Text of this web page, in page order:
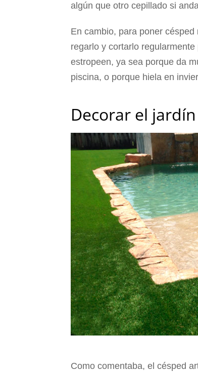
algún que otro cepillado si
En cambio, para poner
regarlo y cortarlo
estropeen, ya sea porque da
piscina, o porque hiela en
Decorar el
Como comentaba, el césped